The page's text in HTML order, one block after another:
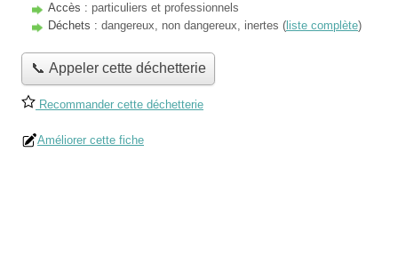
Accès : particuliers et professionnels
Déchets : dangereux, non dangereux, inertes ( liste complète)
📞 Appeler cette déchetterie
Recommander cette déchetterie
Améliorer cette fiche